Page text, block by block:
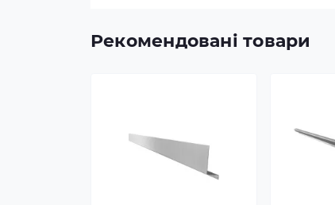
Рекомендовані товари